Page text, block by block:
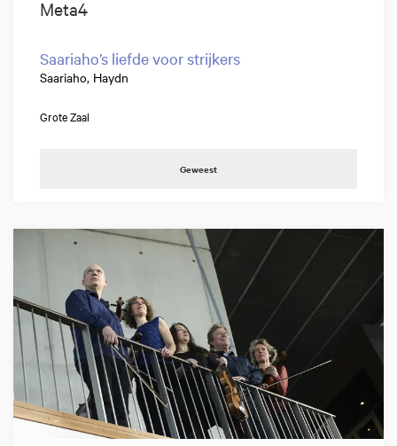
Meta4
Saariaho’s liefde voor strijkers
Saariaho, Haydn
Grote Zaal
Geweest